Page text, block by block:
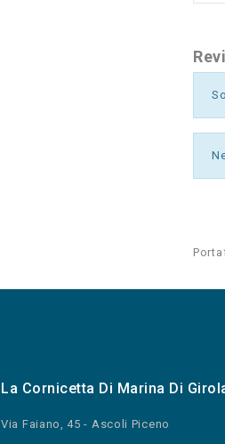
La Cornicetta Di Marina Di
Via Faiano, 45 - Ascoli Piceno